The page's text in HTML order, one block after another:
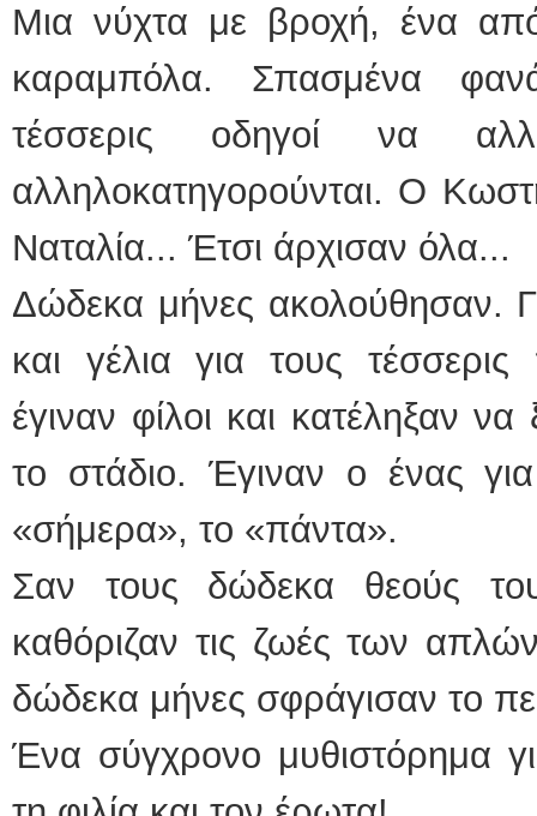
Μια νύχτα με βροχή, ένα
καραμπόλα. Σπασμένα
τέσσερις οδηγοί να
αλληλοκατηγορούνται. Ο
Ναταλία... Έτσι άρχισαν όλα...
Δώδεκα μήνες ακολούθησαν.
και γέλια για τους
έγιναν φίλοι και κατέληξαν
το στάδιο. Έγιναν ο ένας
«σήμερα», το «πάντα».
Σαν τους δώδεκα θεούς
καθόριζαν τις ζωές των απλών
δώδεκα μήνες σφράγισαν το
Ένα σύγχρονο μυθιστόρημα